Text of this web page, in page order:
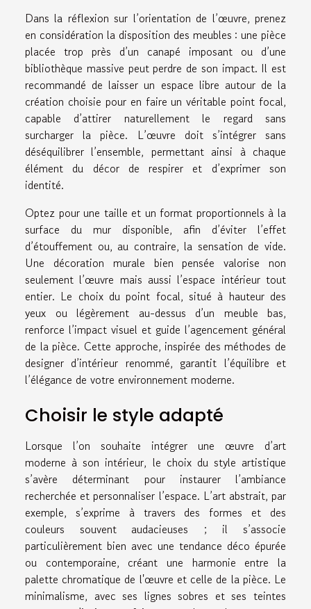
Dans la réflexion sur l’orientation de l’œuvre, prenez
en considération la disposition des meubles : une pièce
placée trop près d’un canapé imposant ou d’une
bibliothèque massive peut perdre de son impact. Il est
recommandé de laisser un espace libre autour de la
création choisie pour en faire un véritable point focal,
capable d’attirer naturellement le regard sans
surcharger la pièce. L’œuvre doit s’intégrer sans
déséquilibrer l’ensemble, permettant ainsi à chaque
élément du décor de respirer et d’exprimer son
identité.
Optez pour une taille et un format proportionnels à la
surface du mur disponible, afin d’éviter l’effet
d’étouffement ou, au contraire, la sensation de vide.
Une décoration murale bien pensée valorise non
seulement l’œuvre mais aussi l’espace intérieur tout
entier. Le choix du point focal, situé à hauteur des
yeux ou légèrement au-dessus d’un meuble bas,
renforce l’impact visuel et guide l’agencement général
de la pièce. Cette approche, inspirée des méthodes de
designer d’intérieur renommé, garantit l’équilibre et
l’élégance de votre environnement moderne.
Choisir le style adapté
Lorsque l’on souhaite intégrer une œuvre d’art
moderne à son intérieur, le choix du style artistique
s’avère déterminant pour instaurer l’ambiance
recherchée et personnaliser l’espace. L’art abstrait, par
exemple, s’exprime à travers des formes et des
couleurs souvent audacieuses ; il s’associe
particulièrement bien avec une tendance déco épurée
ou contemporaine, créant une harmonie entre la
palette chromatique de l'œuvre et celle de la pièce. Le
minimalisme, avec ses lignes sobres et ses teintes